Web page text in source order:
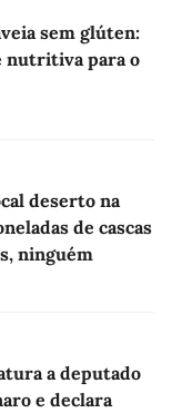
sem glúten:
nutritiva para o
deserto na
de cascas
ninguém
a deputado
e declara